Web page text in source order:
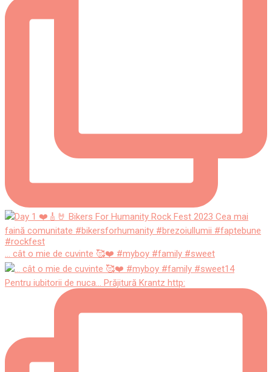
... cât o mie de cuvinte 🥰❤️ #myboy #family #sweet
Pentru iubitorii de nuca... Prăjitură Krantz http: